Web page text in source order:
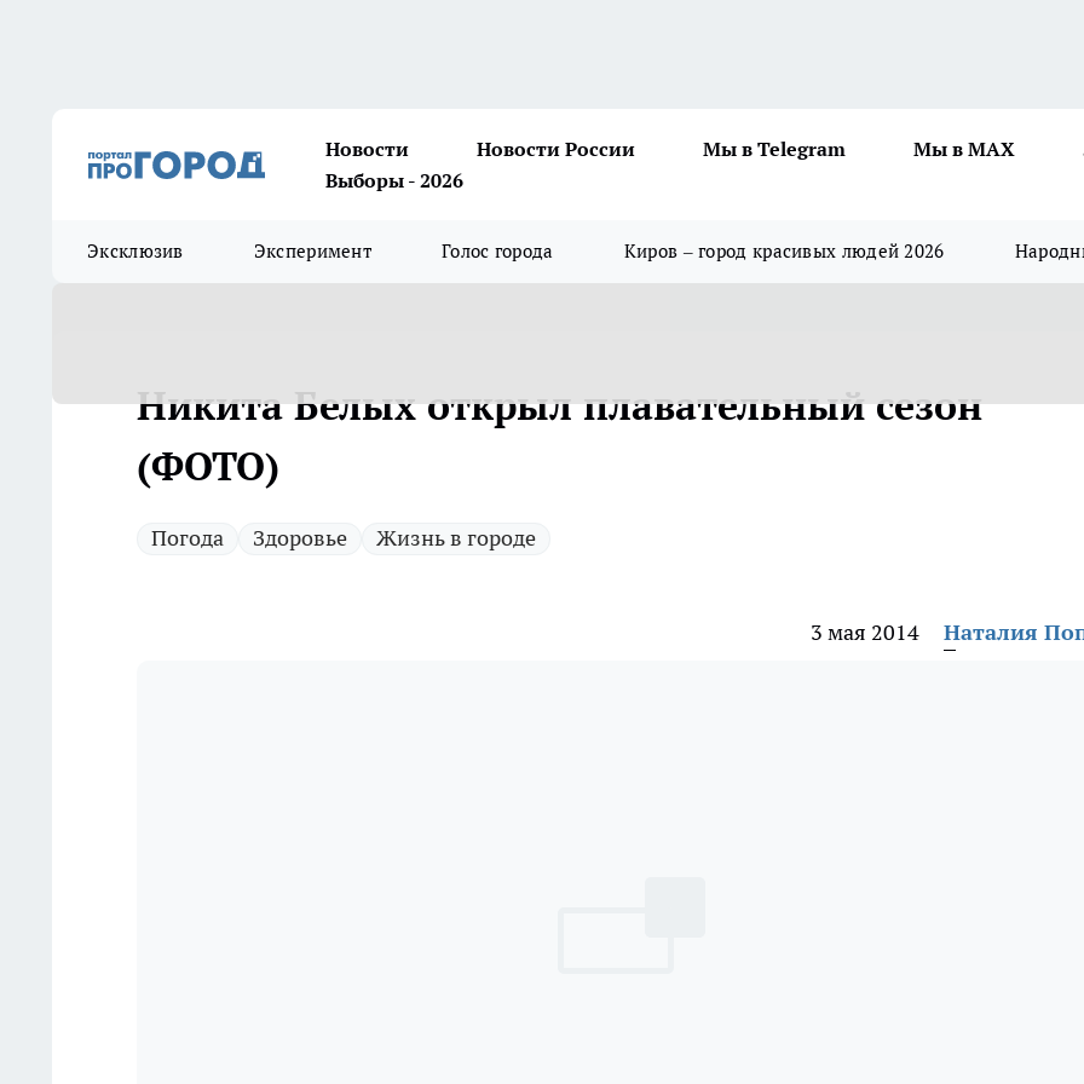
Новости Новости России Мы в Telegram Мы в MAX
Выборы - 2026
Эксклюзив Эксперимент Голос города Киров – город красивых людей 2026
Никита Белых открыл плавательный сезон
(ФОТО)
Погода Здоровье Жизнь в городе
3 мая 2014 Наталия